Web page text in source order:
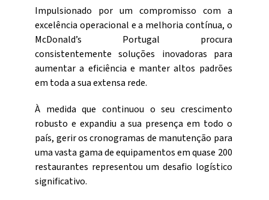
Impulsionado por um compromisso com a
excelência operacional e a melhoria contínua, o
McDonald’s Portugal procura
consistentemente soluções inovadoras para
aumentar a eficiência e manter altos padrões
em toda a sua extensa rede.
À medida que continuou o seu crescimento
robusto e expandiu a sua presença em todo o
país, gerir os cronogramas de manutenção para
uma vasta gama de equipamentos em quase 200
restaurantes representou um desafio logístico
significativo.